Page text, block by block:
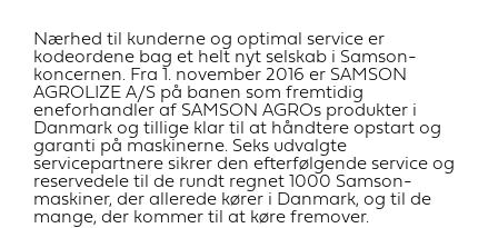
Nærhed til kunderne og optimal service er
kodeordene bag et helt nyt selskab i Samson-
koncernen. Fra 1. november 2016 er SAMSON
AGROLIZE A/S på banen som fremtidig
eneforhandler af SAMSON AGROs produkter i
Danmark og tillige klar til at håndtere opstart og
garanti på maskinerne. Seks udvalgte
servicepartnere sikrer den efterfølgende service og
reservedele til de rundt regnet 1000 Samson-
maskiner, der allerede kører i Danmark, og til de
mange, der kommer til at køre fremover.